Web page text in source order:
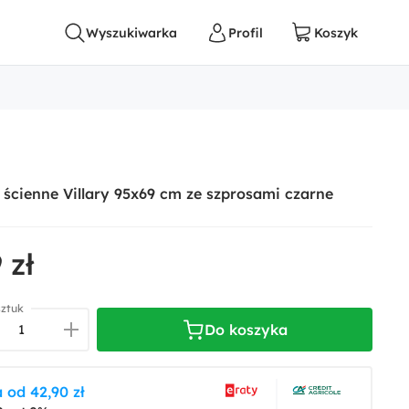
Villary 95x69 cm ze szprosami czarne
Do koszyka
od 42,90 zł